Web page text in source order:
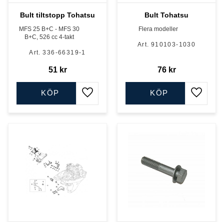
Bult tiltstopp Tohatsu
MFS 25 B+C - MFS 30
B+C, 526 cc 4-takt
336-66319-1
51kr
Lägg till i favoriter
KÖP
Bult Tohatsu
Flera modeller
910103-1030
76kr
Lägg
KÖP